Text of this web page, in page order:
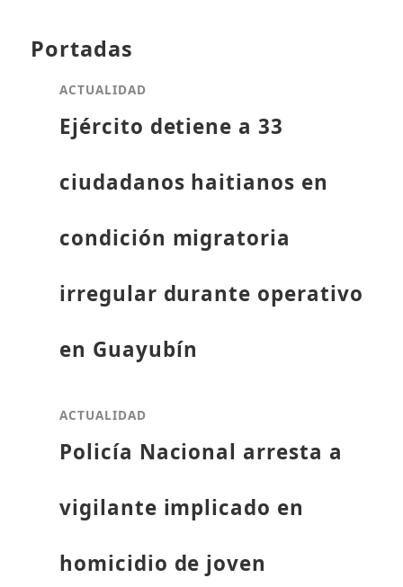
Portadas
ACTUALIDAD
Ejército detiene a 33
ciudadanos haitianos en
condición migratoria
irregular durante operativo
en Guayubín
ACTUALIDAD
Policía Nacional arresta a
vigilante implicado en
homicidio de joven